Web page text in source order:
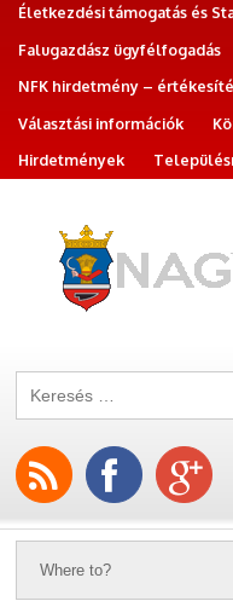
Életkezdési támogatás és
Falugazdász ügyfélfogadás
NFK hirdetmény –
Választási információk
Hirdetmények